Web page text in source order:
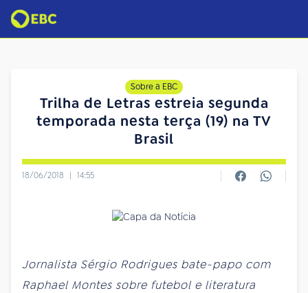
Sobre a EBC
Trilha de Letras estreia segunda
temporada nesta terça (19) na TV
Brasil
18/06/2018 | 14:55
Jornalista Sérgio Rodrigues bate-papo com
Raphael Montes sobre futebol e literatura